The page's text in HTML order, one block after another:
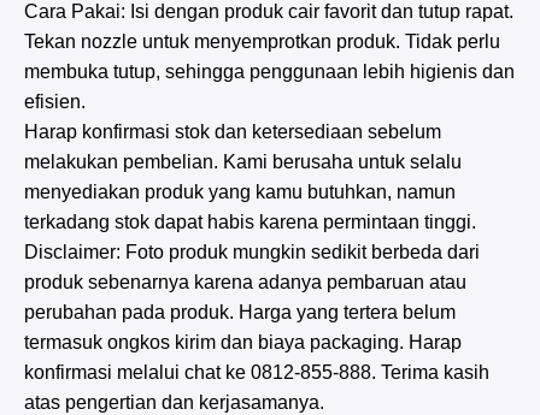
Cara Pakai: Isi dengan produk cair favorit dan tutup rapat.
Tekan nozzle untuk menyemprotkan produk. Tidak perlu
membuka tutup, sehingga penggunaan lebih higienis dan
efisien.
Harap konfirmasi stok dan ketersediaan sebelum
melakukan pembelian. Kami berusaha untuk selalu
menyediakan produk yang kamu butuhkan, namun
terkadang stok dapat habis karena permintaan tinggi.
Disclaimer: Foto produk mungkin sedikit berbeda dari
produk sebenarnya karena adanya pembaruan atau
perubahan pada produk. Harga yang tertera belum
termasuk ongkos kirim dan biaya packaging. Harap
konfirmasi melalui chat ke 0812-855-888. Terima kasih
atas pengertian dan kerjasamanya.